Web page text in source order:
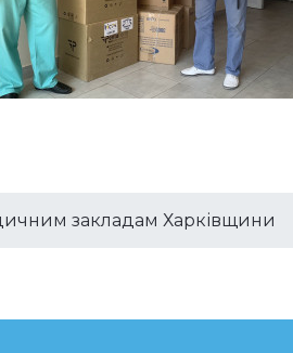
закладам Харківщини